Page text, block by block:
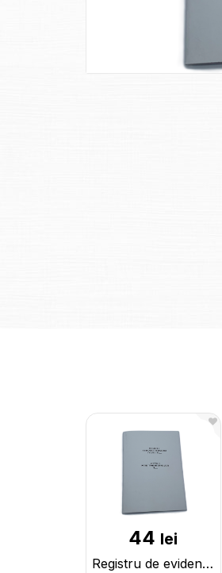
44 lei
Registru de evidenta a ordinelor 188863